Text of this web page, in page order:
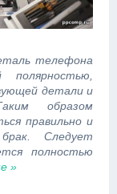
телефона
детали и
образом
правильно и
Следует
полностью
»